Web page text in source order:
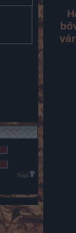
Súgó